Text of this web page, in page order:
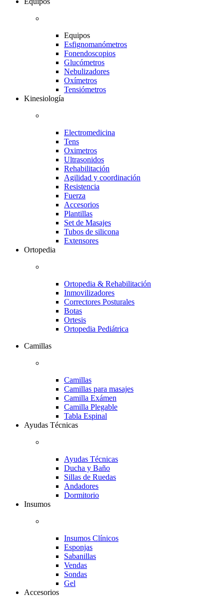
Equipos
Esfignomanómetros
Fonendoscopios
Glucómetros
Nebulizadores
Oxímetros
Tensiómetros
Kinesiología
Electromedicina
Tens
Oximetros
Ultrasonidos
Rehabilitación
Agilidad y coordinación
Resistencia
Fuerza
Accesorios
Plantillas
Set de Masajes
Tubos de silicona
Extensores
Ortopedia
Ortopedia & Rehabilitación
Inmovilizadores
Correctores Posturales
Botas
Ortesis
Ortopedia Pediátrica
Camillas
Camillas
Camillas para masajes
Camilla Exámen
Camilla Plegable
Tabla Espinal
Ayudas Técnicas
Ayudas Técnicas
Ducha y Baño
Sillas de Ruedas
Andadores
Dormitorio
Insumos
Insumos Clínicos
Esponjas
Sabanillas
Vendas
Sondas
Gel
Accesorios